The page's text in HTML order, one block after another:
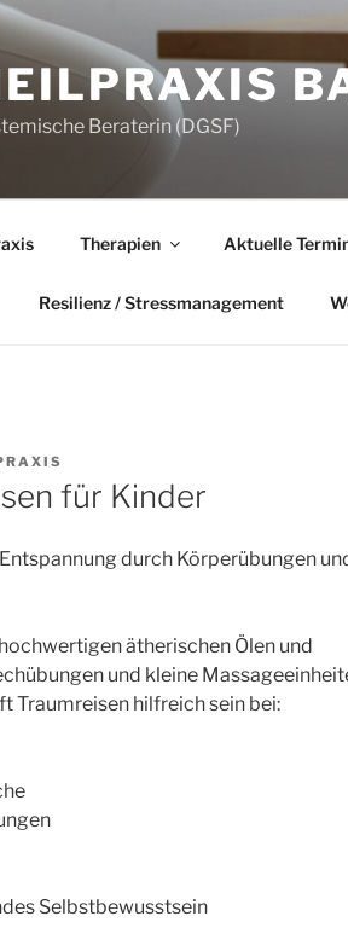
Beraterin (DGSF)
Therapien Aktuelle
Resilienz / Stressmanagement
für Kinder
durch Körperübungen
ätherischen Ölen und
und kleine
Traumreisen hilfreich sein bei:
Selbstbewusstsein